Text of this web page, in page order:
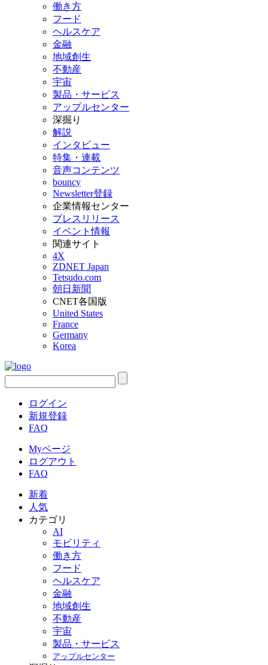
働き方
フード
ヘルスケア
金融
地域創生
不動産
宇宙
製品・サービス
アップルセンター
深掘り
解説
インタビュー
特集・連載
音声コンテンツ
bouncy
Newsletter登録
企業情報センター
プレスリリース
イベント情報
関連サイト
4X
ZDNET Japan
Tetsudo.com
朝日新聞
CNET各国版
United States
France
Germany
Korea
ログイン
新規登録
FAQ
Myページ
ログアウト
FAQ
新着
人気
カテゴリ
AI
モビリティ
働き方
フード
ヘルスケア
金融
地域創生
不動産
宇宙
製品・サービス
アップルセンター